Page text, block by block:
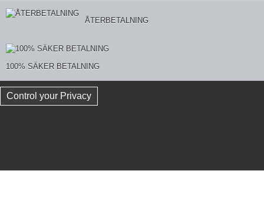
ÅTERBETALNING
100% SÄKER BETALNING
Control your Privacy